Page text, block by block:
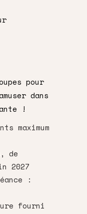
pour
dans
!
maximum
de
2027
:
fourni